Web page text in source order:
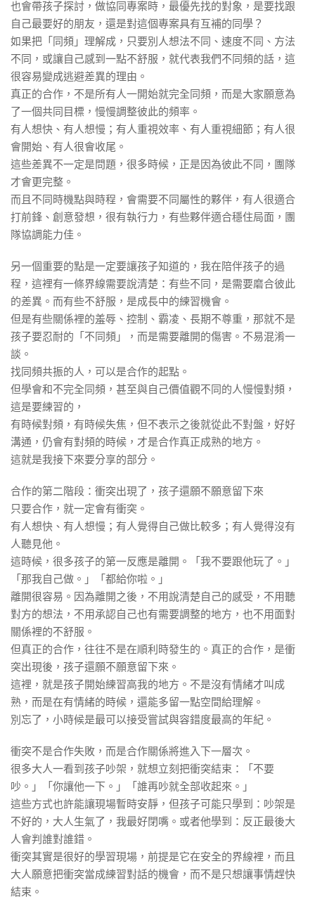
也會帶孩子探討，做協同專案時，最優先找的對象，是要找跟
自己最要好的朋友，還是對這個專案具有互補的同學？
如果把「同頻」理解成，只要別人想法不同、速度不同、方法
不同，或讓自己感到一點不舒服，就代表我們不同頻的話，這
很容易變成逃避差異的理由。
真正的合作，不是所有人一開始就完全同頻，而是大家願意為
了一個共同目標，慢慢調整彼此的頻率。
有人想快、有人想慢；有人重視效率、有人重視細節；有人很
會開始、有人很會收尾。
這些差異不一定是問題，很多時候，正是因為彼此不同，團隊
才會更完整。
而且不同時機點與時程，會需要不同屬性的夥伴，有人很適合
打前鋒、創意發想，很有執行力，有些夥伴適合穩住局面，團
隊協調能力佳。
另一個重要的點是一定要讓孩子知道的，我在陪伴孩子的過
程，這裡有一條界線需要說清楚：有些不同，是需要磨合彼此
的差異。而有些不舒服，是成長中的練習機會。
但是有些關係裡的羞辱、控制、霸凌、長期不尊重，那就不是
孩子要忍耐的「不同頻」，而是需要離開的傷害。不易混淆一
談。
找同頻共振的人，可以是合作的起點。
但學會和不完全同頻，甚至與自己價值觀不同的人慢慢對頻，
這是要練習的，
有時候對頻，有時候失焦，但不表示之後就從此不對盤，好好
溝通，仍會有對頻的時候，才是合作真正成熟的地方。
這就是我接下來要分享的部分。
合作的第二階段：衝突出現了，孩子還願不願意留下來
只要合作，就一定會有衝突。
有人想快、有人想慢；有人覺得自己做比較多；有人覺得沒有
人聽見他。
這時候，很多孩子的第一反應是離開。「我不要跟他玩了。」
「那我自己做。」「都給你啦。」
離開很容易。因為離開之後，不用說清楚自己的感受，不用聽
對方的想法，不用承認自己也有需要調整的地方，也不用面對
關係裡的不舒服。
但真正的合作，往往不是在順利時發生的。真正的合作，是衝
突出現後，孩子還願不願意留下來。
這裡，就是孩子開始練習高我的地方。不是沒有情緒才叫成
熟，而是在有情緒的時候，還能多留一點空間給理解。
別忘了，小時候是最可以接受嘗試與容錯度最高的年紀。
衝突不是合作失敗，而是合作關係將進入下一層次。
很多大人一看到孩子吵架，就想立刻把衝突結束：「不要
吵。」「你讓他一下。」「誰再吵就全部收起來。」
這些方式也許能讓現場暫時安靜，但孩子可能只學到：吵架是
不好的，大人生氣了，我最好閉嘴。或者他學到：反正最後大
人會判誰對誰錯。
衝突其實是很好的學習現場，前提是它在安全的界線裡，而且
大人願意把衝突當成練習對話的機會，而不是只想讓事情趕快
結束。